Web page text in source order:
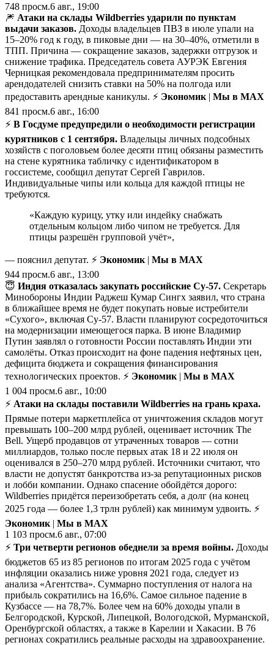
748 просм.6 авг., 19:00
🎆 Атаки на склады Wildberries ударили по пунктам
выдачи заказов. Доходы владельцев ПВЗ в июле упали на
15–20% год к году, в пиковые дни — на 30–40%, отметили в
ТПП. Причина — сокращение заказов, задержки отгрузок и
снижение трафика. Председатель совета АУРЭК Евгения
Черницкая рекомендовала предпринимателям просить
арендодателей снизить ставки на 50% на полгода или
предоставить арендные каникулы. ⚡ Экономик | Мы в MAX
841 просм.6 авг., 16:00
⚡️ В Госдуме предупредили о необходимости регистрации
курятников с 1 сентября. Владельцы личных подсобных
хозяйств с поголовьем более десяти птиц обязаны разместить
на стене курятника табличку с идентификатором в
госсистеме, сообщил депутат Сергей Гаврилов.
Индивидуальные чипы или кольца для каждой птицы не
требуются.
«Каждую курицу, утку или индейку снабжать
отдельным кольцом либо чипом не требуется. Для
птицы разрешён групповой учёт»,
— пояснил депутат. ⚡ Экономик | Мы в MAX
944 просм.6 авг., 13:00
😇 Индия отказалась закупать российские Су-57. Секретарь
Минобороны Индии Раджеш Кумар Сингх заявил, что страна
в ближайшее время не будет покупать новые истребители
«Сухого», включая Су-57. Власти планируют сосредоточиться
на модернизации имеющегося парка. В июне Владимир
Путин заявлял о готовности России поставлять Индии эти
самолёты. Отказ происходит на фоне падения нефтяных цен,
дефицита бюджета и сокращения финансирования
технологических проектов. ⚡ Экономик | Мы в MAX
1 004 просм.6 авг., 10:00
⚡️ Атаки на склады поставили Wildberries на грань краха.
Прямые потери маркетплейса от уничтожения складов могут
превышать 100–200 млрд рублей, оценивает источник The
Bell. Ущерб продавцов от утраченных товаров — сотни
миллиардов, только после первых атак 18 и 22 июля он
оценивался в 250–270 млрд рублей. Источники считают, что
власти не допустят банкротства из-за репутационных рисков
и лобби компании. Однако спасение обойдётся дорого:
Wildberries придётся переизобретать себя, а долг (на конец
2025 года — более 1,3 трлн рублей) как минимум удвоить. ⚡
Экономик | Мы в MAX
1 103 просм.6 авг., 07:00
⚡ Три четверти регионов обеднели за время войны. Доходы
бюджетов 65 из 85 регионов по итогам 2025 года с учётом
инфляции оказались ниже уровня 2021 года, следует из
анализа «Агентства». Суммарно поступления от налога на
прибыль сократились на 16,6%. Самое сильное падение в
Кузбассе — на 78,7%. Более чем на 60% доходы упали в
Белгородской, Курской, Липецкой, Вологодской, Мурманской,
Оренбургской областях, а также в Карелии и Хакасии. В 76
регионах сократились реальные расходы на здравоохранение.